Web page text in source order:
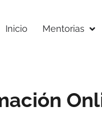
Inicio Mentorias